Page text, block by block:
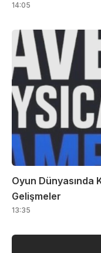
14:05
Oyun Dünyasında
Gelişmeler
13:35